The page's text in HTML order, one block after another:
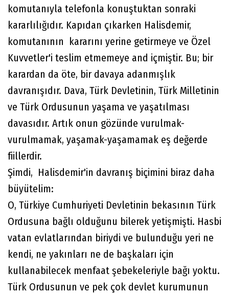
komutanıyla telefonla konuştuktan sonraki
kararlılığıdır. Kapıdan çıkarken Halisdemir,
komutanının kararını yerine getirmeye ve Özel
Kuvvetler'i teslim etmemeye and içmiştir. Bu; bir
karardan da öte, bir davaya adanmışlık
davranışıdır. Dava, Türk Devletinin, Türk Milletinin
ve Türk Ordusunun yaşama ve yaşatılması
davasıdır. Artık onun gözünde vurulmak-
vurulmamak, yaşamak-yaşamamak eş değerde
fiillerdir.
Şimdi, Halisdemir'in davranış biçimini biraz daha
büyütelim:
O, Türkiye Cumhuriyeti Devletinin bekasının Türk
Ordusuna bağlı olduğunu bilerek yetişmişti. Hasbi
vatan evlatlarından biriydi ve bulunduğu yeri ne
kendi, ne yakınları ne de başkaları için
kullanabilecek menfaat şebekeleriyle bağı yoktu.
Türk Ordusunun ve pek çok devlet kurumunun